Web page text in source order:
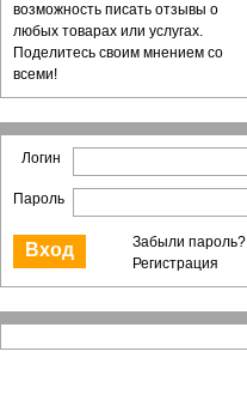
возможность писать отзывы о
любых товарах или услугах.
Поделитесь своим мнением со
всеми!
Логин
Пароль
Забыли пароль?
Регистрация